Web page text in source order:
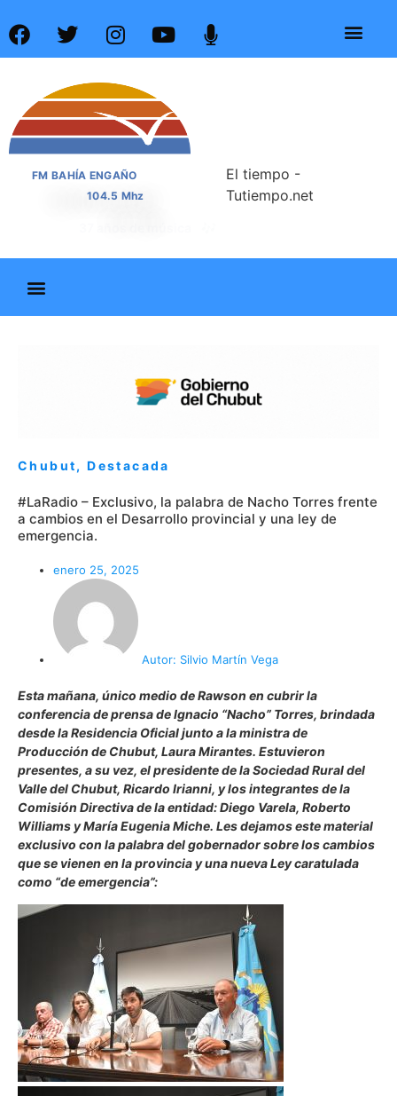
FM BAHÍA ENGAÑO
104.5 Mhz
El tiempo -
Tutiempo.net
Chubut,Destacada
#LaRadio – Exclusivo, la palabra de Nacho Torres frente
a cambios en el Desarrollo provincial y una ley de
emergencia.
enero 25, 2025
Autor: Silvio Martín Vega
Esta mañana, único medio de Rawson en cubrir la
conferencia de prensa de Ignacio “Nacho” Torres, brindada
desde la Residencia Oficial junto a la ministra de
Producción de Chubut, Laura Mirantes. Estuvieron
presentes, a su vez, el presidente de la Sociedad Rural del
Valle del Chubut, Ricardo Irianni, y los integrantes de la
Comisión Directiva de la entidad: Diego Varela, Roberto
Williams y María Eugenia Miche. Les dejamos este material
exclusivo con la palabra del gobernador sobre los cambios
que se vienen en la provincia y una nueva Ley caratulada
como “de emergencia”: